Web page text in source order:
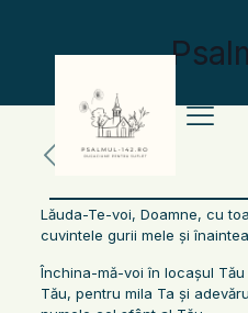
Lăuda-Te-voi, Doamne, cu
cuvintele gurii mele şi
Închina-mă-voi în locaşul
Tău, pentru mila Ta şi